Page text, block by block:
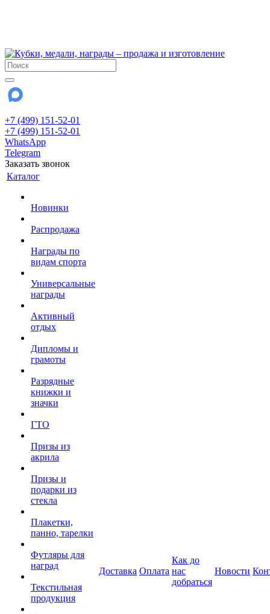
+7 (499) 151-52-01
+7 (499) 151-52-01
WhatsApp
Telegram
Заказать звонок
Каталог
Новинки
Распродажа
Награды по
видам спорта
Универсальные
награды
Активный
отдых
Дипломы и
грамоты
Разрядные
книжки и
значки
ГТО
Призы из
акрила
Призы и
подарки из
стекла
Плакетки,
панно, тарелки
Футляры для
наград
Текстильная
продукция
Доставка Оплата
Как до
нас
добраться
Новости